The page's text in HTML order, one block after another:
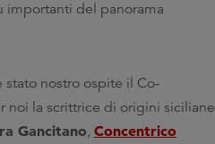
importanti del panorama
stato nostro ospite il Co-
noi la scrittrice di origini siciliane
Gancitano, Concentrico